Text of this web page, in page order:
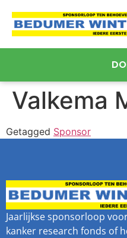
Valkema
Getagged Sponsor
Jaarlijkse sponsorloop
kanker research fonds of